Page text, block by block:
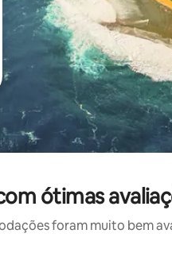
ótimas
foram muito bem